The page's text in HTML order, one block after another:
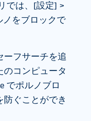
では、[設定] >
をブロックで
ーフサーチを追
のコンピュータ
でポルノブロ
防ぐことができ